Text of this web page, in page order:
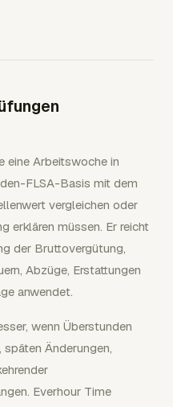
eine Arbeitswoche in
FLSA-Basis mit dem
vergleichen oder
erklären müssen. Er reicht
der Bruttovergütung,
Abzüge, Erstattungen
anwendet.
wenn Überstunden
Änderungen,
Everhour Time